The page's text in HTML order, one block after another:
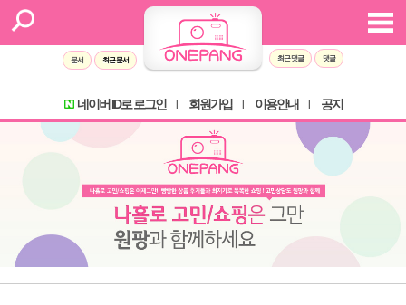
문서 최근 문서 최근 댓글 댓글
네이버 ID로 로그인 회원가입 이용안내 공지